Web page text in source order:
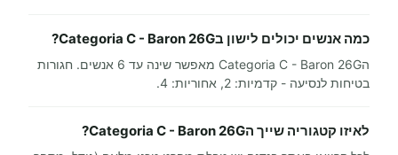
כמה אנשים יכולים לישון בCategoria C - Baron 26G?
הCategoria C - Baron 26G מאפשר שינה עד 6 אנשים. חגורות
בטיחות לנסיעה - קדמיות: 2, אחוריות: 4.
לאיזו קטגוריה שייך הCategoria C - Baron 26G?